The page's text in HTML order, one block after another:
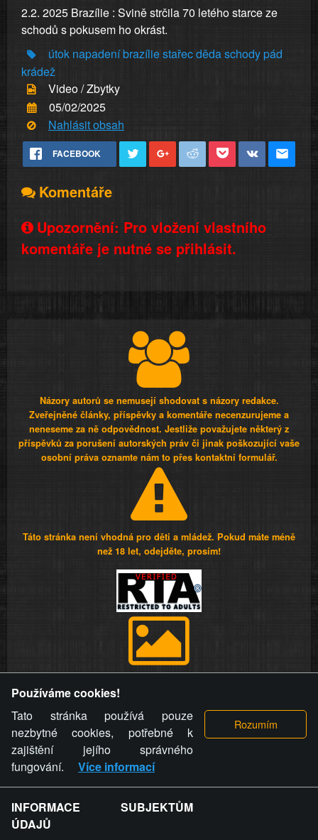
2.2. 2025 Brazílie : Svině strčila 70 letého starce ze
schodů s pokusem ho okrást.
útok napadeníbrazíliestařecdědaschodypád
krádež
Video / Zbytky
05/02/2025
Nahlásit obsah
FACEBOOK
Komentáře
Upozornění: Pro vložení vlastního
komentáře je nutné se přihlásit.
Názory autorů se nemusejí shodovat s názory redakce.
Zveřejněné články, příspěvky a komentáře necenzurujeme a
neneseme za ně odpovědnost. Jestliže považujete některý z
příspěvků za porušení autorských práv či jinak poškozující vaše
osobní práva oznamte nám to přes kontaktní formulář.
Táto stránka není vhodná pro děti a mládež. Pokud máte méně
než 18 let, odejděte, prosím!
videa a komentáře. Osoba, které se toto opatření provozovatele
stránky týče, ani osoba, která umístila fotografii nebo video na
stránku, nemůže z důvodu odstranění fotografie, videa nebo
komentáře pro výše uvedenou okolnost uplatnit vůči
provozovateli stránky žádný nárok na náhradu škody nebo
nemajetkové újmy.
ZVRÁCENÝ.CZ - Svět není zvrácenej. To jen
Používáme cookies!
Tato stránka používá pouze
nezbytné cookies, potřebné k
zajištění jejího správného
fungování.
Více informací
INFORMACE SUBJEKTŮM
ÚDAJŮ